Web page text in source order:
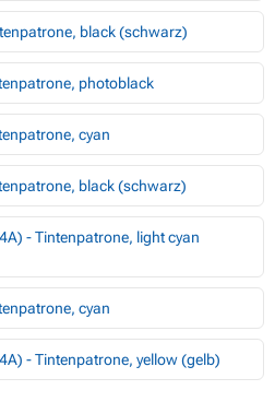
black (schwarz)
photoblack
cyan
black (schwarz)
- Tintenpatrone, light cyan
cyan
- Tintenpatrone, yellow (gelb)